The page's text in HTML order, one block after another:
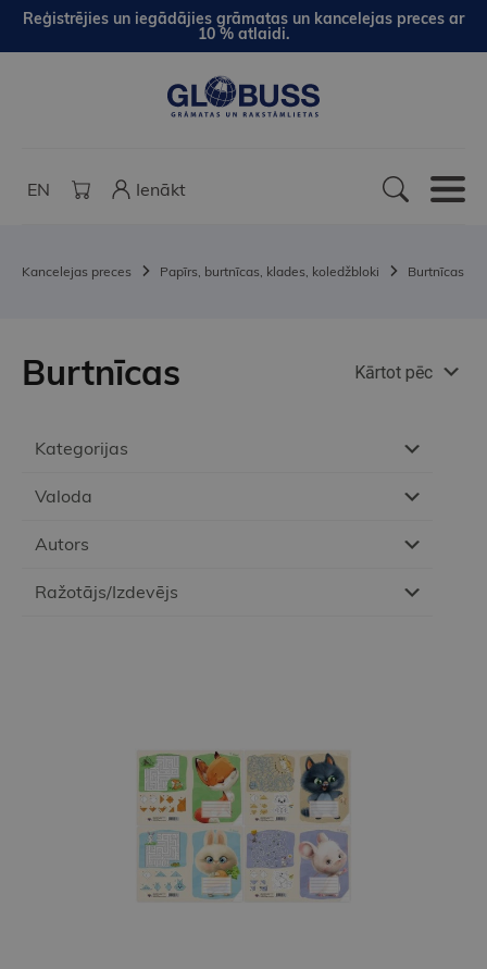
Reģistrējies un iegādājies grāmatas un kancelejas preces ar
10 % atlaidi.
EN Ienākt
Kancelejas preces Papīrs, burtnīcas, klades, koledžbloki Burtnīcas
Kategorijas
Valoda
Autors
Ražotājs/Izdevējs
Burtnīcas Kārtot pēc